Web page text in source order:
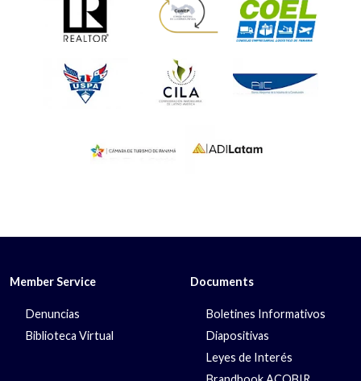
Member Service
Denuncias
Biblioteca Virtual
Documents
Boletines Informativos
Diapositivas
Leyes de Interés